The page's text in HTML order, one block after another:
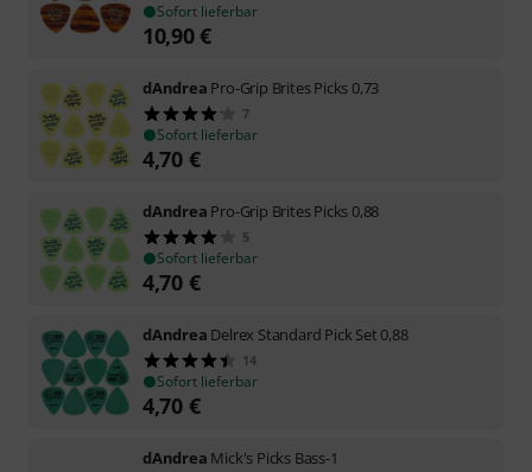
Sofort lieferbar
10,90€
dAndrea Pro-Grip Brites Picks 0,73
7
Sofort lieferbar
4,70 €
dAndrea Pro-Grip Brites Picks 0,88
5
Sofort lieferbar
4,70 €
dAndrea Delrex Standard Pick Set 0,88
14
Sofort lieferbar
4,70 €
dAndrea Mick's Picks Bass-1